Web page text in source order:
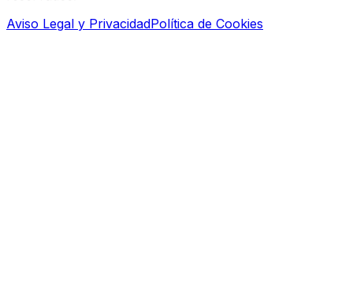
Aviso Legal y PrivacidadPolítica de Cookies